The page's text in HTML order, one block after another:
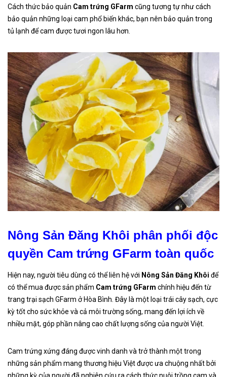
Cách thức bảo quản Cam trứng GFarm cũng tương tự như cách
bảo quản những loại cam phổ biến khác, bạn nên bảo quản trong
tủ lạnh để cam được tươi ngon lâu hơn.
Nông Sản Đăng Khôi phân phối độc
quyền Cam trứng GFarm toàn quốc
Hiện nay, người tiêu dùng có thể liên hệ với Nông Sản Đăng Khôi để
có thể mua được sản phẩm Cam trứng GFarm chính hiệu đến từ
trang trại sạch GFarm ở Hòa Bình. Đây là một loại trái cây sạch, cực
kỳ tốt cho sức khỏe và cả môi trường sống, mang đến lợi ích về
nhiều mặt, góp phần nâng cao chất lượng sống của người Việt.
Cam trứng xứng đáng được vinh danh và trở thành một trong
những sản phẩm mang thương hiệu Việt được ưa chuộng nhất bởi